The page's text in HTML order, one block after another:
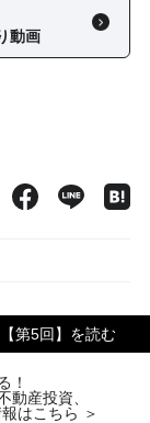
動画
【第5回】を読む
！
動産投資、
はこちら ＞